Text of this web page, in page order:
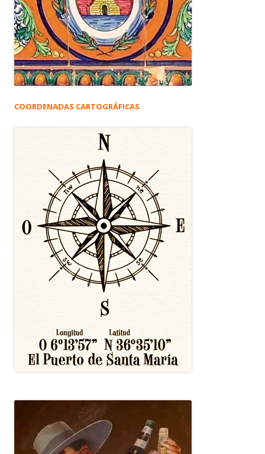
COORDENADAS CARTOGRÁFICAS